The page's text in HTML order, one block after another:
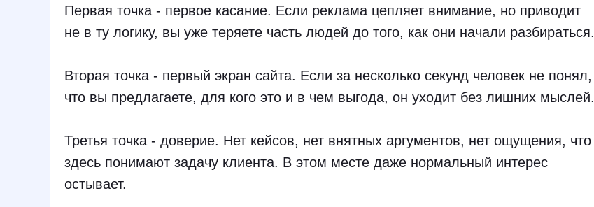
Первая точка - первое касание. Если реклама цепляет внимание, но приводит
не в ту логику, вы уже теряете часть людей до того, как они начали разбираться.
Вторая точка - первый экран сайта. Если за несколько секунд человек не понял,
что вы предлагаете, для кого это и в чем выгода, он уходит без лишних мыслей.
Третья точка - доверие. Нет кейсов, нет внятных аргументов, нет ощущения, что
здесь понимают задачу клиента. В этом месте даже нормальный интерес
остывает.